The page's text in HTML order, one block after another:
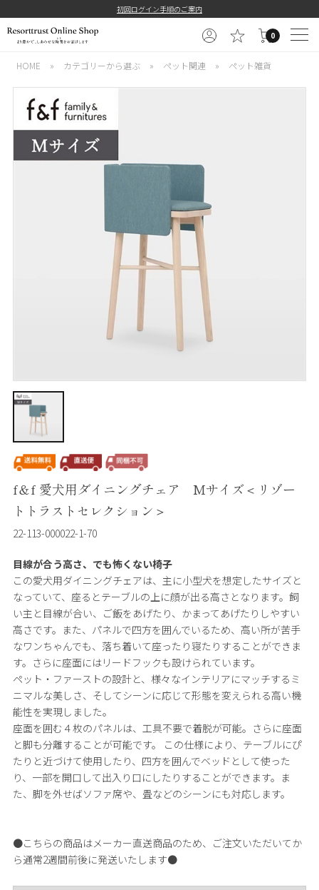
初回ログイン手順のご案内
0
HOME » カテゴリーから選ぶ » ペット関連 » ペット雑貨
f＆f 愛犬用ダイニングチェア Mサイズ＜リゾー
トトラストセレクション＞
22-113-000022-1-70
目線が合う高さ、でも怖くない椅子
この愛犬用ダイニングチェアは、主に小型犬を想定したサイズと
なっていて、座るとテーブルの上に顔が出る高さとなります。飼
い主と目線が合い、ご飯をあげたり、かまってあげたりしやすい
高さです。また、パネルで四方を囲んでいるため、高い所が苦手
なワンちゃんでも、落ち着いて座ったり寝たりすることができま
す。さらに座面にはリードフックも設けられています。
ペット・ファーストの設計と、様々なインテリアにマッチするミ
ニマルな美しさ、そしてシーンに応じて形態を変えられる高い機
能性を実現しました。
座面を囲む４枚のパネルは、工具不要で着脱が可能。さらに座面
と脚も分離することが可能です。 この仕様により、テーブルにぴ
たりと近づけて使用したり、四方を囲んでベッドとして使った
り、一部を開口して出入り口にしたりすることができます。ま
た、脚を外せばソファ席や、畳などのシーンにも対応します。
●こちらの商品はメーカー直送商品のため、ご注文いただいてか
ら通常2週間前後に発送いたします●